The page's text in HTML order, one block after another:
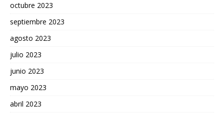
octubre 2023
septiembre 2023
agosto 2023
julio 2023
junio 2023
mayo 2023
abril 2023